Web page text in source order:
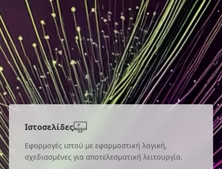
Ιστοσελίδες
Εφαρμογές ιστού με εφαρμοστική λογική,
σχεδιασμένες για αποτελεσματική λειτουργία.